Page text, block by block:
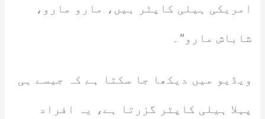
امریکی ہیلی کاپٹر ہیں، مارو مارو،
شاباش مارو“۔
ویڈیو میں دیکھا جا سکتا ہے کہ جیسے ہی
پہلا ہیلی کاپٹر گزرتا ہے، یہ افراد